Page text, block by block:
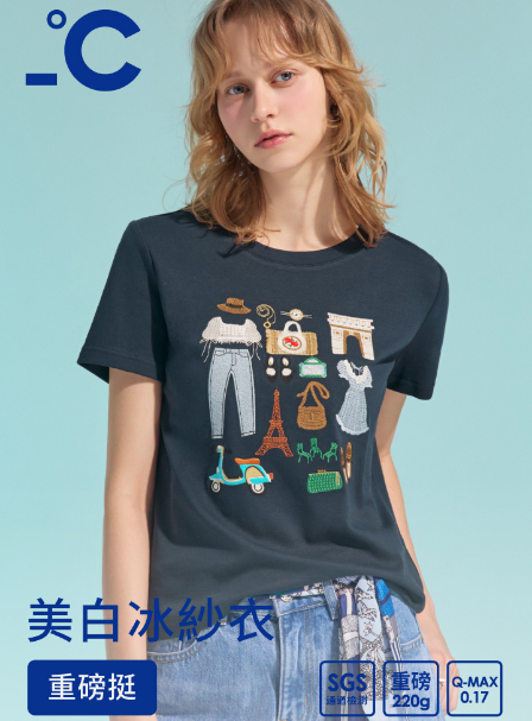
7-11付款取貨
每筆NT$80，滿NT$2,000(含以上)免運費
付款後7-11取貨
每筆NT$80，滿NT$2,000(含以上)免運費
每筆NT$120，滿NT$2,000(含以上)免運費
每筆NT$400，滿NT$2,000(含以上)免運費
付款後門市自取
國家/地區配送